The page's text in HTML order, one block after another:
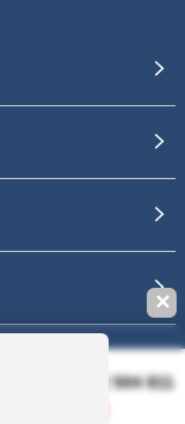
R.C.S. DOLE 504 811
✕